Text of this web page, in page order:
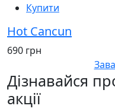
Купити
Hot Cancun
690 грн
Дізнавайся
акції